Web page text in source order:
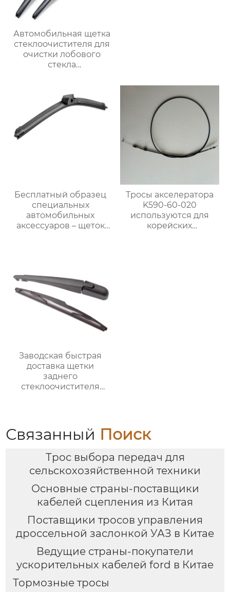
Автомобильная щетка
стеклоочистителя для
очистки лобового
стекла
автомобильные щетки
стеклоочистителей
Бесплатный образец
специальных
автомобильных
аксессуаров – щеток
Тросы акселератора
K590-60-020
используются для
корейских
Заводская быстрая
доставка щетки
заднего
стеклоочистителя
vw golf 7 щеток
заднего
Связанный Поиск
Трос выбора передач для
сельскохозяйственной техники
Основные страны-поставщики
кабелей сцепления из Китая
Поставщики тросов управления
дроссельной заслонкой УАЗ в Китае
Ведущие страны-покупатели
ускорительных кабелей ford в Китае
Тормозные тросы